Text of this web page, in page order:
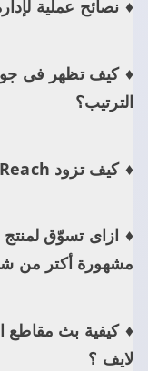
نصائح عملية
كيف تظهر فى
الترتيب؟
كيف تزود Reach بوستات صفحتك على الفيسبوك؟
ازاى تسوّق
مشهورة أكتر من
كيفية بث مقاطع
لايف ؟